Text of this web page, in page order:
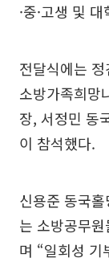
·중·고생 및
전달식에는
소방가족희망
장, 서정민 동
이 참석했다.
신용준 동국
는 소방공무
며 “일회성 기